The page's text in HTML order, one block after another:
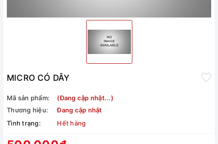
MICRO CÓ DÂY
Mã sản phẩm:
(Đang cập nhật...)
Thương hiệu:
Đang cập nhật
Tình trạng:
Hết hàng